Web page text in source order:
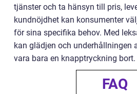
tjänster och ta hänsyn till pris,
kundnöjdhet kan konsumenter
för sina specifika behov. Med
kan glädjen och underhållningen
vara bara en knapptryckning bort.
FAQ